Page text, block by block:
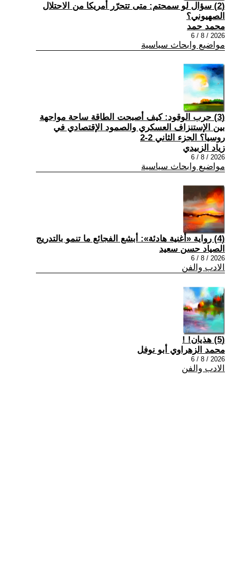
(2) سؤال لو سمحتم: متى تتحرّر أمريكا من الاحتلال
الصهيوني؟
محمد حمد
2026 / 8 / 6
مواضيع وابحاث سياسية
(3) حرب الوقود: كيف أصبحت الطاقة ساحة مواجهة
بين الإستنزاف العسكري والصمود الإقتصادي في
روسيا؟ الجزء الثاني 2-2
زياد الزبيدي
2026 / 8 / 6
مواضيع وابحاث سياسية
(4) رواية «أغنية هادئة»: أبشع الفجائع ما تنمو بالتدريج
الصياد حسن سعيد
2026 / 8 / 6
الادب والفن
(5) هذيان! !
محمد الزهراوي أبو نوفل
2026 / 8 / 6
الادب والفن